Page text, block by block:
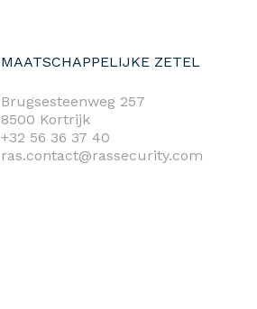
MAATSCHAPPELIJKE ZETEL
Brugsesteenweg 257
8500 Kortrijk
+32 56 36 37 40
ras.contact@rassecurity.com